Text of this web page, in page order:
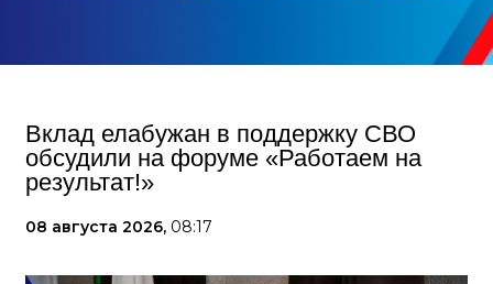
Вклад елабужан в поддержку СВО
обсудили на форуме «Работаем на
результат!»
08 августа 2026, 08:17